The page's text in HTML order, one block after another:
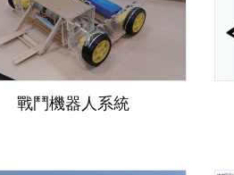
戰鬥機器人系統